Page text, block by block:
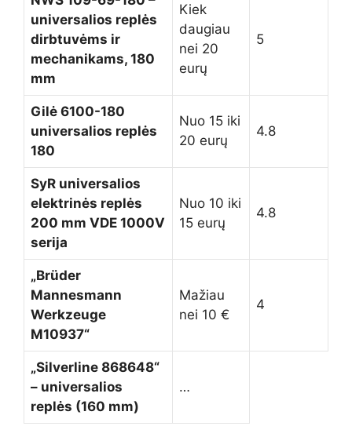
universalios replės
dirbtuvėms ir
mechanikams, 180
mm
Kiek
daugiau
nei 20
eurų
5
Gilė 6100-180
universalios replės
180
Nuo 15 iki
20 eurų
4.8
SyR universalios
elektrinės replės
200 mm VDE 1000V
serija
Nuo 10 iki
15 eurų
4.8
„Brüder
Mannesmann
Werkzeuge
M10937“
Mažiau
nei 10 €
4
„Silverline 868648“
– universalios
replės (160 mm)
…